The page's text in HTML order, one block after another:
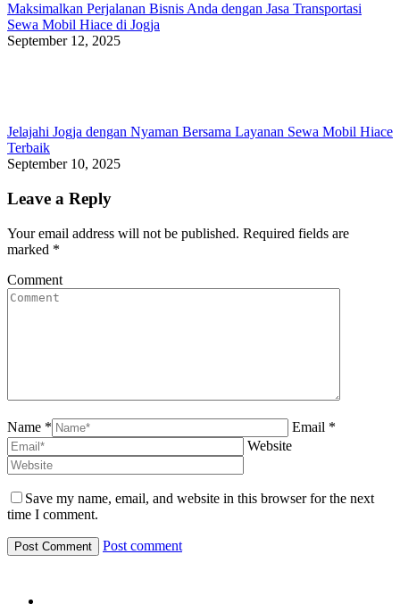
Maksimalkan Perjalanan Bisnis Anda dengan Jasa Transportasi
Sewa Mobil Hiace di Jogja
September 12, 2025
Jelajahi Jogja dengan Nyaman Bersama Layanan Sewa Mobil Hiace
Terbaik
September 10, 2025
Leave a Reply
Your email address will not be published. Required fields are
marked *
Comment
Name *
Email *
Website
Save my name, email, and website in this browser for the next
time I comment.
Post comment